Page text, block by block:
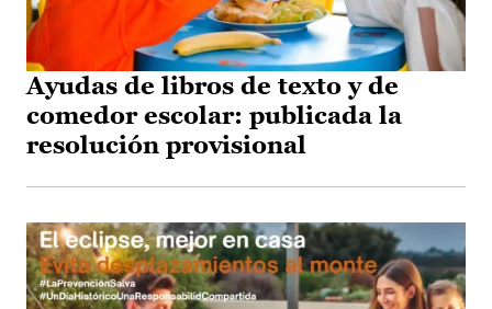
Ayudas de libros de texto y de
comedor escolar: publicada la
resolución provisional